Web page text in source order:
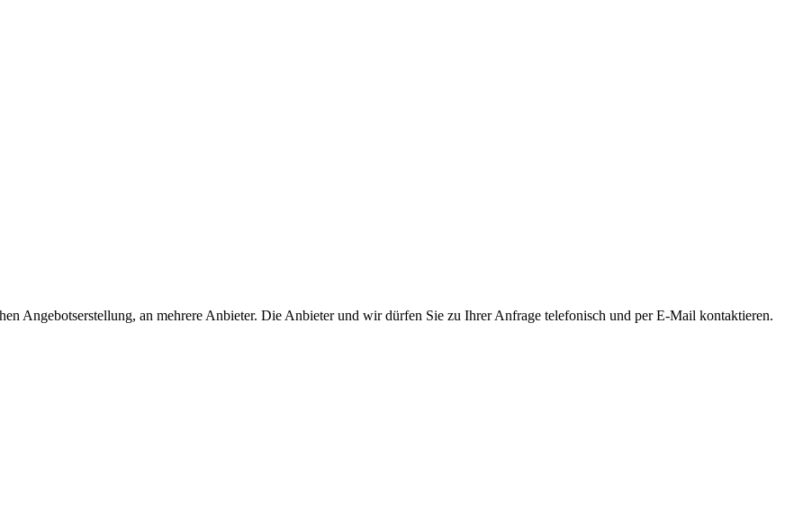
Angebotserstellung, an mehrere Anbieter. Die Anbieter und wir dürfen Sie zu Ihrer Anfrage telefonisch und per E-Mail kontaktieren.